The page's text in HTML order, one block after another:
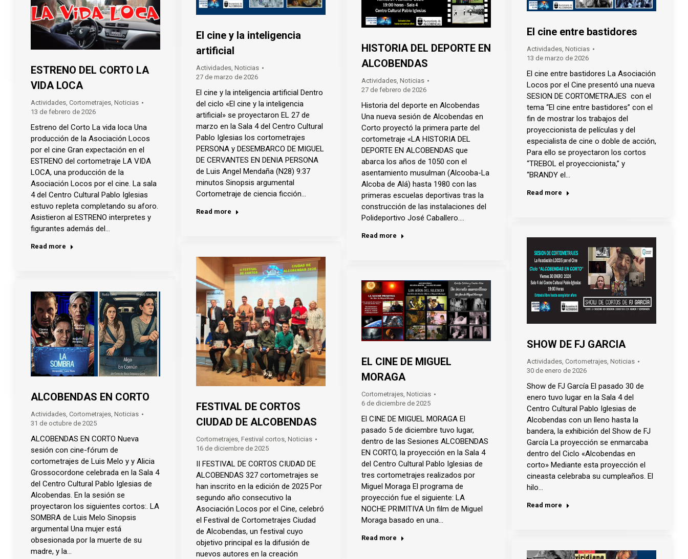
El cine y la inteligencia
artificial
Actividades, Noticias
27 de marzo de 2026
El cine y la inteligencia artificial Dentro
del ciclo «El cine y la inteligencia
artificial» se proyectaron EL 27 de
marzo en la Sala 4 del Centro Cultural
Pablo Iglesias los cortometrajes
PERSONA y DESEMBARCO DE MIGUEL
DE CERVANTES EN DENIA PERSONA
de Luis Angel Mendaña (N28) 9:37
minutos Sinopsis argumental
Cortometraje de ciencia ficción…
Read more
El cine entre bastidores
Actividades Noticias
13 de marzo de 2026
El cine entre bastidores La Asociación
Locos por el Cine presentó una nueva
SESION DE CORTOMETRAJES con el
tema “El cine entre bastidores” con el
fin de mostrar los trabajos del
proyeccionista de películas y del
especialista de cine o doble de acción,
Para ello se proyectaron los cortos
“TREBOL el proyeccionista,” y
“BRANDY el…
Read more
HISTORIA DEL DEPORTE EN
ALCOBENDAS
Actividades Noticias
27 de febrero de 2026
Historia del deporte en Alcobendas
Una nueva sesión de Alcobendas en
Corto proyectó la primera parte del
cortometraje «LA HISTORIA DEL
DEPORTE EN ALCOBENDAS que
abarca los años de 1050 con el
asentamiento musulman (Alcooba-La
Alcoba de Alá) hasta 1980 con las
primeras escuelas deportivas tras la
construcción de las instalaciones del
Polideportivo José Caballero.…
Read more
ESTRENO DEL CORTO LA
VIDA LOCA
Actividades, Cortometrajes, Noticias
13 de febrero de 2026
Estreno del Corto La vida loca Una
producción de la Asociación Locos
por el cine Gran expectación en el
ESTRENO del cortometraje LA VIDA
LOCA, una producción de la
Asociación Locos por el cine. La sala
4 del Centro Cultural Pablo Iglesias
estuvo repleta completando su aforo.
Asistieron al ESTRENO interpretes y
figurantes además del…
Read more
SHOW DE FJ GARCIA
Actividades Cortometrajes Noticias
30 de enero de 2026
Show de FJ García El pasado 30 de
enero tuvo lugar en la Sala 4 del
Centro Cultural Pablo Iglesias de
Alcobendas con un lleno hasta la
bandera, la exhibición del Show de FJ
García La proyección se enmarcaba
dentro del Ciclo «Alcobendas en
corto» Mediante esta proyección el
cineasta celebraba su cumpleaños. El
hilo…
Read more
FESTIVAL DE CORTOS
CIUDAD DE ALCOBENDAS
Cortometrajes, Festival cortos, Noticias
16 de diciembre de 2025
II FESTIVAL DE CORTOS CIUDAD DE
ALCOBENDAS 327 cortometrajes se
han inscrito en la edición de 2025 Por
segundo año consecutivo la
Asociación Locos por el Cine, celebró
el Festival de Cortometrajes Ciudad
de Alcobendas, un festival cuyo
objetivo principal es la difusión de
nuevos autores en la creación
EL CINE DE MIGUEL
MORAGA
Cortometrajes Noticias
6 de diciembre de 2025
El CINE DE MIGUEL MORAGA El
pasado 5 de diciembre tuvo lugar,
dentro de las Sesiones ALCOBENDAS
EN CORTO, la proyección en la Sala 4
del Centro Cultural Pablo Iglesias de
tres cortometrajes realizados por
Miguel Moraga El programa de
proyección fue el siguiente: LA
NOCHE PRIMITIVA Un film de Miguel
Moraga basado en una…
Read more
ALCOBENDAS EN CORTO
Actividades Cortometrajes Noticias
31 de octubre de 2025
ALCOBENDAS EN CORTO Nueva
sesión con cine-fórum de
cortometrajes de Luis Melo y y Alicia
Grossocordone celebrada en la Sala 4
del Centro Cultural Pablo Iglesias de
Alcobendas. En la sesión se
proyectaron los siguientes cortos:. LA
SOMBRA de Luis Melo Sinopsis
argumental Una mujer está
obsesionada por la muerte de su
madre, y la…